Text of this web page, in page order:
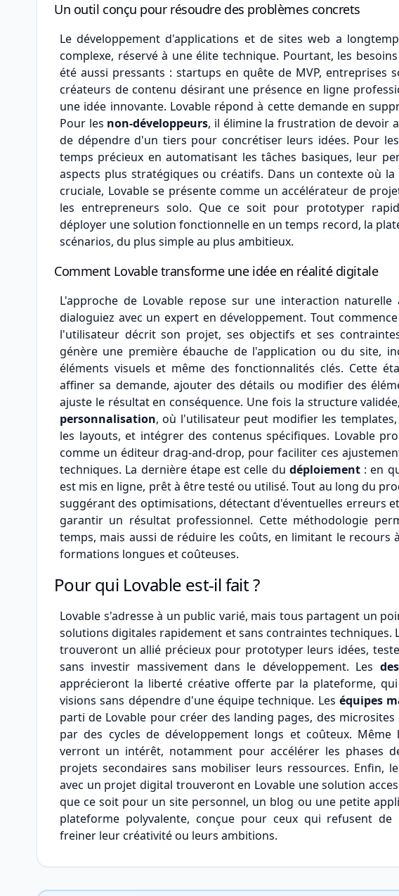
Un outil conçu pour résoudre des problèmes concrets
Le développement d'applications et de sites web a
complexe, réservé à une élite technique. Pourtant, les
été aussi pressants : startups en quête de MVP, entreprises
créateurs de contenu désirant une présence en ligne
une idée innovante. Lovable répond à cette demande en
Pour les non-développeurs, il élimine la frustration de devoir
de dépendre d'un tiers pour concrétiser leurs idées. Pour
temps précieux en automatisant les tâches basiques, leur
aspects plus stratégiques ou créatifs. Dans un contexte où
cruciale, Lovable se présente comme un accélérateur de
les entrepreneurs solo. Que ce soit pour prototyper
déployer une solution fonctionnelle en un temps record, la
scénarios, du plus simple au plus ambitieux.
Comment Lovable transforme une idée en réalité digitale
L'approche de Lovable repose sur une interaction
dialoguiez avec un expert en développement. Tout
l'utilisateur décrit son projet, ses objectifs et ses
génère une première ébauche de l'application ou du site,
éléments visuels et même des fonctionnalités clés. Cette
affiner sa demande, ajouter des détails ou modifier des
ajuste le résultat en conséquence. Une fois la structure
personnalisation, où l'utilisateur peut modifier les
les layouts, et intégrer des contenus spécifiques. Lovable
comme un éditeur drag-and-drop, pour faciliter ces
techniques. La dernière étape est celle du déploiement: en
est mis en ligne, prêt à être testé ou utilisé. Tout au long du
suggérant des optimisations, détectant d'éventuelles erreurs
garantir un résultat professionnel. Cette méthodologie
temps, mais aussi de réduire les coûts, en limitant le recours
formations longues et coûteuses.
Pour qui Lovable est-il fait ?
Lovable s'adresse à un public varié, mais tous partagent un
solutions digitales rapidement et sans contraintes techniques.
trouveront un allié précieux pour prototyper leurs idées,
sans investir massivement dans le développement. Les
apprécieront la liberté créative offerte par la plateforme,
visions sans dépendre d'une équipe technique. Les équipes
parti de Lovable pour créer des landing pages, des
par des cycles de développement longs et coûteux. Même
verront un intérêt, notamment pour accélérer les phases
projets secondaires sans mobiliser leurs ressources. Enfin,
avec un projet digital trouveront en Lovable une solution
que ce soit pour un site personnel, un blog ou une petite
plateforme polyvalente, conçue pour ceux qui refusent de
freiner leur créativité ou leurs ambitions.